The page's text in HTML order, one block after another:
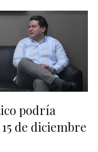
podría
de diciembre